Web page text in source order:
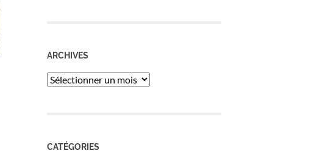
ARCHIVES
ARCHIVES
CATÉGORIES